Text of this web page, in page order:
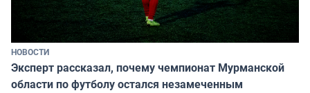
НОВОСТИ
Эксперт рассказал, почему чемпионат Мурманской
области по футболу остался незамеченным